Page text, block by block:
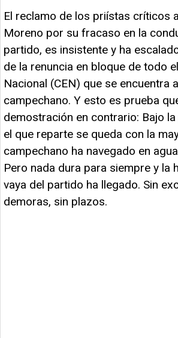
El reclamo de los priístas críticos
Moreno por su fracaso en la
partido, es insistente y ha
de la renuncia en bloque de todo
Nacional (CEN) que se encuentra
campechano. Y esto es prueba
demostración en contrario: Bajo
el que reparte se queda con la
campechano ha navegado en
Pero nada dura para siempre y la
vaya del partido ha llegado. Sin
demoras, sin plazos.